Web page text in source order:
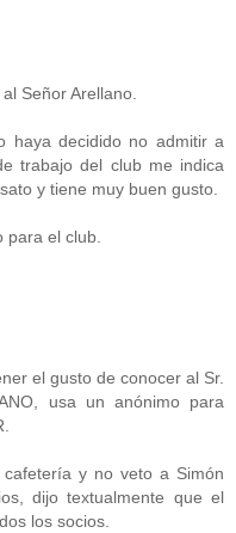
Señor Arellano.
haya decidido no admitir a
trabajo del club me indica
y tiene muy buen gusto.
para el club.
el gusto de conocer al Sr.
usa un anónimo para
y no veto a Simón
dijo textualmente que el
los socios.